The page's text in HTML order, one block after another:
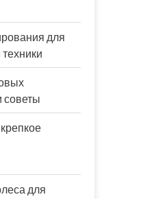
для
советы
для